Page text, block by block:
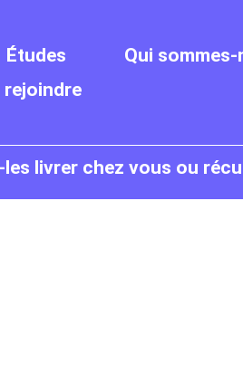
Études
Qui sommes-
rejoindre
livrer chez vous ou